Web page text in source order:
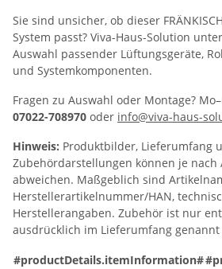
Sie sind unsicher, ob dieser
System passt? Viva-Haus-Solution
Auswahl passender Lüftungsgeräte,
und Systemkomponenten.
Fragen zu Auswahl oder Montage?
07022-708970 oder info@viva-haus-
Hinweis: Produktbilder, Lieferumfang
Zubehördarstellungen können je nach
abweichen. Maßgeblich sind
Herstellerartikelnummer/HAN,
Herstellerangaben. Zubehör ist nur
ausdrücklich im Lieferumfang
#productDetails.itemInformation#